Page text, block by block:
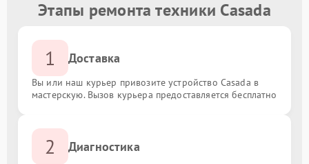
Этапы ремонта техники Casada
1 Доставка
Вы или наш курьер привозите устройство Casada в
мастерскую. Вызов курьера предоставляется бесплатно
2 Диагностика